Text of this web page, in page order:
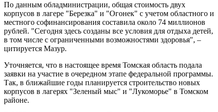
По данным обладминистрации, общая стоимость двух
корпусов в лагере "Березка" и "Огонек" с учетом областного и
местного софинансирования составила около 74 миллионов
рублей. "Сегодня здесь созданы все условия для отдыха детей,
в том числе с ограниченными возможностями здоровья", –
цитируется Мазур.
Уточняется, что в настоящее время Томская область подала
заявки на участие в очередном этапе федеральной программы.
Так, в ближайшие годы планируется строительство новых
корпусов в лагерях "Зеленый мыс" и "Лукоморье" в Томском
районе.